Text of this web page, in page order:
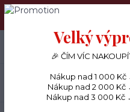
PŘÁNÍČKA a PAPÍROVÉ
+420 734 380 930
(Po-Ne, 8-20 hod.)
Velký
🎉 ČÍM VÍC
Nákup nad 1 000 Kč
Nákup nad 2 000 Kč
Nákup nad 3 000 Kč